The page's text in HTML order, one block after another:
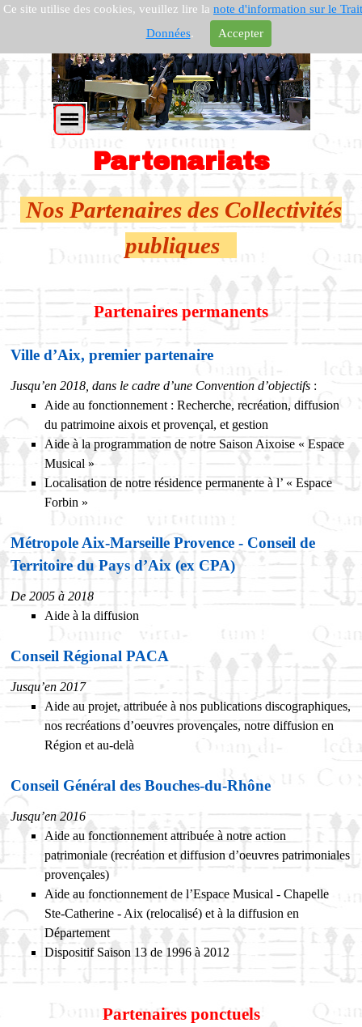
Ce site utilise des cookies, veuillez lire la note d'information sur le
Données. Accepter
Partenariats
Nos Partenaires des Collectivités
publiques
Partenaires permanents
Ville d’Aix, premier partenaire
Jusqu’en 2018, dans le cadre d’une Convention d’objectifs :
Aide au fonctionnement : Recherche, recréation, diffusion
du patrimoine aixois et provençal, et gestion
Aide à la programmation de notre Saison Aixoise « Espace
Musical »
Localisation de notre résidence permanente à l’ « Espace
Forbin »
Métropole Aix-Marseille Provence - Conseil de
Territoire du Pays d’Aix (ex CPA)
De 2005 à 2018
Aide à la diffusion
Conseil Régional PACA
Jusqu’en 2017
Aide au projet, attribuée à nos publications discographiques,
nos recréations d’oeuvres provençales, notre diffusion en
Région et au-delà
Conseil Général des Bouches-du-Rhône
Jusqu’en 2016
Aide au fonctionnement attribuée à notre action
patrimoniale (recréation et diffusion d’oeuvres patrimoniales
provençales)
Aide au fonctionnement de l’Espace Musical - Chapelle
Ste-Catherine - Aix (relocalisé) et à la diffusion en
Département
Dispositif Saison 13 de 1996 à 2012
Partenaires ponctuels